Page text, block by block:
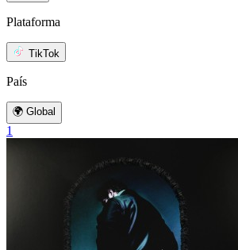
Plataforma
TikTok
País
🌍 Global
1